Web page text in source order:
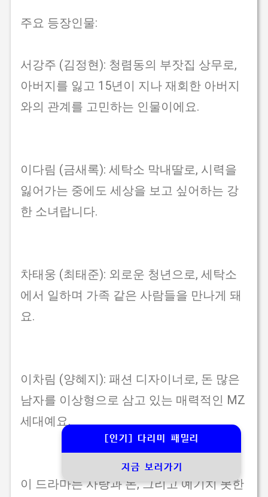
주요 등장인물:
서강주 (김정현): 청렴동의 부잣집 상무로,
아버지를 잃고 15년이 지나 재회한 아버지
와의 관계를 고민하는 인물이에요.
이다림 (금새록): 세탁소 막내딸로, 시력을
잃어가는 중에도 세상을 보고 싶어하는 강
한 소녀랍니다.
차태웅 (최태준): 외로운 청년으로, 세탁소
에서 일하며 가족 같은 사람들을 만나게 돼
요.
이차림 (양혜지): 패션 디자이너로, 돈 많은
남자를 이상형으로 삼고 있는 매력적인 MZ
세대예요.
이 드라마는 사랑과 돈, 그리고 예기치 못한
[인기] 다리미 패밀리
지금 보러가기